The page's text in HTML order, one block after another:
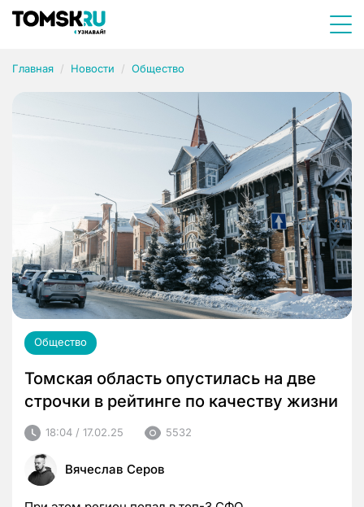
Главная Новости Общество
Общество
Томская область опустилась на две
строчки в рейтинге по качеству жизни
18:04 / 17.02.25 5532
Вячеслав Серов